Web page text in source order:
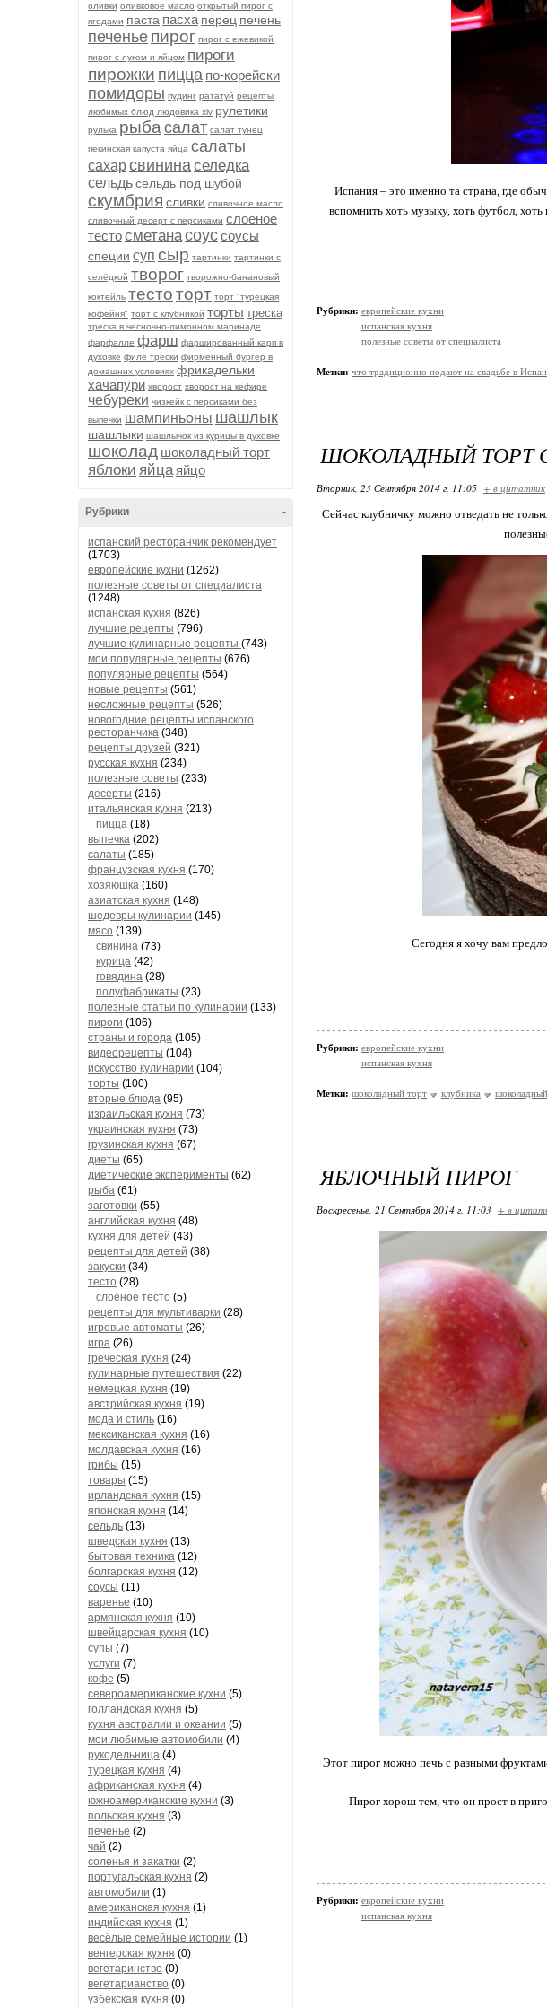
оливки оливковое масло открытый пирог с
ягодами паста пасха перец печень
печенье пирог пирог с ежевикой
пирог с луком и яйцом пироги
пирожки пицца по-корейски
помидоры пудинг рататуй рецепты
любимых блюд людовика xiv рулетики
рулька рыба салат салат тунец
пекинская капуста яйца салаты
сахарсвининаселедка
сельдьсельдь под шубой
скумбрия сливки сливочное масло
сливочный десерт с персиками слоеное
тестосметанасоуссоусы
специи суп сыр тартинки тартинки с
селёдкой творог творожно-банановый
коктейль тестоторт торт "турецкая
кофейня" торт с клубникой торты треска
треска в чесночно-лимонном маринаде
фарфалле фарш фаршированный карп в
духовке филе трески фирменный бургер в
домашних условиях фрикадельки
хачапури хворост хворост на кефире
чебуреки чизкейк с персиками без
выпечки шампиньоны шашлык
шашлыки шашлычок из курицы в духовке
шоколад шоколадный торт
яблоки яйца яйцо
-
Рубрики
испанский ресторанчик рекомендует
(1703)
европейские кухни (1262)
полезные советы от специалиста
(1248)
испанская кухня (826)
лучшие рецепты (796)
лучшие кулинарные рецепты (743)
мои популярные рецепты (676)
популярные рецепты (564)
новые рецепты (561)
несложные рецепты (526)
новогодние рецепты испанского
ресторанчика (348)
рецепты друзей (321)
русская кухня (234)
полезные советы (233)
десерты (216)
итальянская кухня (213)
пицца (18)
выпечка (202)
салаты (185)
французская кухня (170)
хозяюшка (160)
азиатская кухня (148)
шедевры кулинарии (145)
мясо (139)
свинина (73)
курица (42)
говядина (28)
полуфабрикаты (23)
полезные статьи по кулинарии (133)
пироги (106)
страны и города (105)
видеорецепты (104)
искусство кулинарии (104)
торты (100)
вторые блюда (95)
израильская кухня (73)
украинская кухня (73)
грузинская кухня (67)
диеты (65)
диетические эксперименты (62)
рыба (61)
заготовки (55)
английская кухня (48)
кухня для детей (43)
рецепты для детей (38)
закуски (34)
тесто (28)
слоёное тесто (5)
рецепты для мультиварки (28)
игровые автоматы (26)
игра (26)
греческая кухня (24)
кулинарные путешествия (22)
немецкая кухня (19)
австрийская кухня (19)
мода и стиль (16)
мексиканская кухня (16)
молдавская кухня (16)
грибы (15)
товары (15)
ирландская кухня (15)
японская кухня (14)
сельдь (13)
шведская кухня (13)
бытовая техника (12)
болгарская кухня (12)
соусы (11)
варенье (10)
армянская кухня (10)
швейцарская кухня (10)
супы (7)
услуги (7)
кофе (5)
североамериканские кухни (5)
голландская кухня (5)
кухня австралии и океании (5)
мои любимые автомобили (4)
рукодельница (4)
турецкая кухня (4)
африканская кухня (4)
южноамериканские кухни (3)
польская кухня (3)
печенье (2)
чай (2)
соленья и закатки (2)
португальская кухня (2)
автомобили (1)
американская кухня (1)
индийская кухня (1)
весёлые семейные истории (1)
венгерская кухня (0)
вегетаринство (0)
вегетарианство (0)
узбекская кухня (0)
Испания – это именно та страна, где
вспомнить хоть музыку, хоть футбол,
Рубрики: европейские кухни
испанская кухня
полезные советы от специалиста
Метки: что традиционно подают на свадьбе в
ШОКОЛАДНЫЙ ТОРТ
Вторник, 23 Сентября 2014 г. 11:05 + в цитатник
Сейчас клубничку можно отведать не
Сегодня я хочу вам
Рубрики: европейские кухни
испанская кухня
Метки: шоколадный торт клубника
ЯБЛОЧНЫЙ ПИРОГ
Воскресенье, 21 Сентября 2014 г. 11:03 + в
Этот пирог можно печь с разными
Пирог хорош тем, что он прост в
Рубрики: европейские кухни
испанская кухня